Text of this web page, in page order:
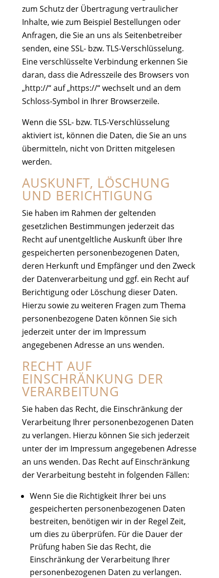
zum Schutz der Übertragung vertraulicher
Inhalte, wie zum Beispiel Bestellungen oder
Anfragen, die Sie an uns als Seitenbetreiber
senden, eine SSL- bzw. TLS-Verschlüsselung.
Eine verschlüsselte Verbindung erkennen Sie
daran, dass die Adresszeile des Browsers von
„http://“ auf „https://“ wechselt und an dem
Schloss-Symbol in Ihrer Browserzeile.
Wenn die SSL- bzw. TLS-Verschlüsselung
aktiviert ist, können die Daten, die Sie an uns
übermitteln, nicht von Dritten mitgelesen
werden.
AUSKUNFT, LÖSCHUNG
UND BERICHTIGUNG
Sie haben im Rahmen der geltenden
gesetzlichen Bestimmungen jederzeit das
Recht auf unentgeltliche Auskunft über Ihre
gespeicherten personenbezogenen Daten,
deren Herkunft und Empfänger und den Zweck
der Datenverarbeitung und ggf. ein Recht auf
Berichtigung oder Löschung dieser Daten.
Hierzu sowie zu weiteren Fragen zum Thema
personenbezogene Daten können Sie sich
jederzeit unter der im Impressum
angegebenen Adresse an uns wenden.
RECHT AUF
EINSCHRÄNKUNG DER
VERARBEITUNG
Sie haben das Recht, die Einschränkung der
Verarbeitung Ihrer personenbezogenen Daten
zu verlangen. Hierzu können Sie sich jederzeit
unter der im Impressum angegebenen Adresse
an uns wenden. Das Recht auf Einschränkung
der Verarbeitung besteht in folgenden Fällen:
Wenn Sie die Richtigkeit Ihrer bei uns
gespeicherten personenbezogenen Daten
bestreiten, benötigen wir in der Regel Zeit,
um dies zu überprüfen. Für die Dauer der
Prüfung haben Sie das Recht, die
Einschränkung der Verarbeitung Ihrer
personenbezogenen Daten zu verlangen.